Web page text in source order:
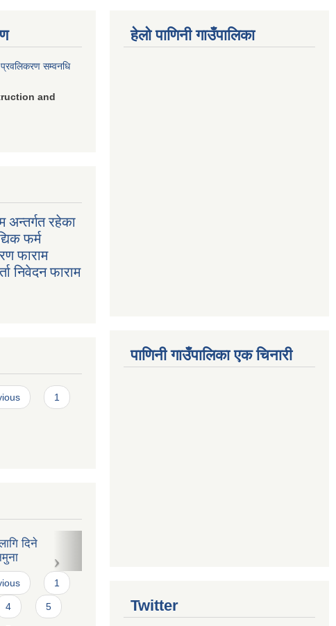
प्रवलिकरण सम्वनधि
and
अन्तर्गत रहेका
फर्म
फाराम
निवेदन फाराम
1
ढाचा
1
4 5
7
हेलो पाणिनी गाउँपालिका
पाणिनी गाउँपालिका एक चिनारी
Twitter